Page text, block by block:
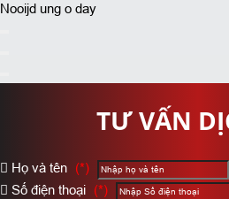
Nooijd ung o day
TƯ VẤN
Họ và tên (*)
Số điện thoại (*)